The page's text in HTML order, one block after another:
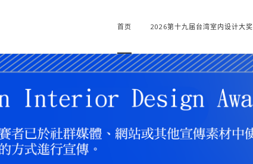
首页 2026第十九届台湾室内设计大奖